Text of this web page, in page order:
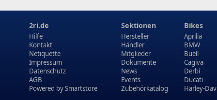
2ri.de
Hilfe
Kontakt
Netiquette
Impressum
Datenschutz
AGB
Powered bySmartstore
Sektionen
Hersteller
Händler
Mitglieder
Dokumente
News
Events
Zubehörkatalog
Bikes
Aprilia
BMW
Buell
Cagiva
Derbi
Ducati
Harley-